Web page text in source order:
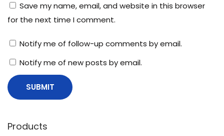
Save my name, email, and website in this browser
for the next time I comment.
Notify me of follow-up comments by email.
Notify me of new posts by email.
Products